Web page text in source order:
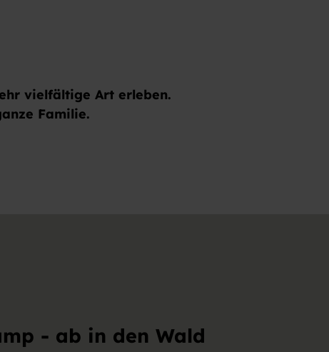
vielfältige Art erleben.
Familie.
- ab in den Wald